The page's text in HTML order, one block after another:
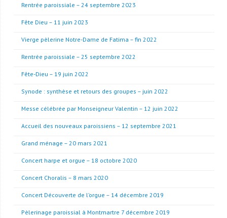
Rentrée paroissiale – 24 septembre 2023
Fête Dieu – 11 juin 2023
Vierge pèlerine Notre-Dame de Fatima – fin 2022
Rentrée paroissiale – 25 septembre 2022
Fête-Dieu – 19 juin 2022
Synode : synthèse et retours des groupes – juin 2022
Messe célébrée par Monseigneur Valentin – 12 juin 2022
Accueil des nouveaux paroissiens – 12 septembre 2021
Grand ménage – 20 mars 2021
Concert harpe et orgue – 18 octobre 2020
Concert Choralis – 8 mars 2020
Concert Découverte de l’orgue – 14 décembre 2019
Pèlerinage paroissial à Montmartre 7 décembre 2019